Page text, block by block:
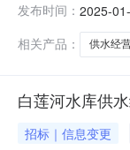
目基本
磋商预
发布时间： 2025-
相关产品：
供水经
白莲河水库供
招标｜信息变更